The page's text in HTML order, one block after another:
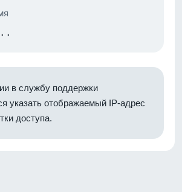
в службу поддержки
указать отображаемый IP-адрес
доступа.